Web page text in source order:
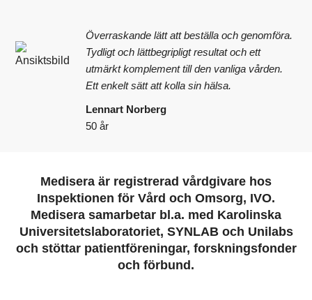
Överraskande lätt att beställa och genomföra.
Tydligt och lättbegripligt resultat och ett
utmärkt komplement till den vanliga vården.
Ett enkelt sätt att kolla sin hälsa.
Lennart Norberg
50 år
Medisera är registrerad vårdgivare hos
Inspektionen för Vård och Omsorg, IVO.
Medisera samarbetar bl.a. med Karolinska
Universitetslaboratoriet, SYNLAB och Unilabs
och stöttar patientföreningar, forskningsfonder
och förbund.